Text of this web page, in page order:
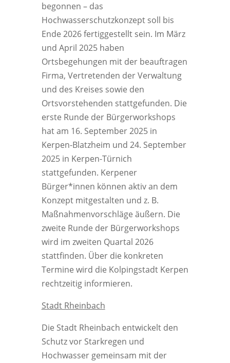
begonnen – das
Hochwasserschutzkonzept soll bis
Ende 2026 fertiggestellt sein. Im März
und April 2025 haben
Ortsbegehungen mit der beauftragen
Firma, Vertretenden der Verwaltung
und des Kreises sowie den
Ortsvorstehenden stattgefunden. Die
erste Runde der Bürgerworkshops
hat am 16. September 2025 in
Kerpen-Blatzheim und 24. September
2025 in Kerpen-Türnich
stattgefunden. Kerpener
Bürger*innen können aktiv an dem
Konzept mitgestalten und z. B.
Maßnahmenvorschläge äußern. Die
zweite Runde der Bürgerworkshops
wird im zweiten Quartal 2026
stattfinden. Über die konkreten
Termine wird die Kolpingstadt Kerpen
rechtzeitig informieren.
Stadt Rheinbach
Die Stadt Rheinbach entwickelt den
Schutz vor Starkregen und
Hochwasser gemeinsam mit der